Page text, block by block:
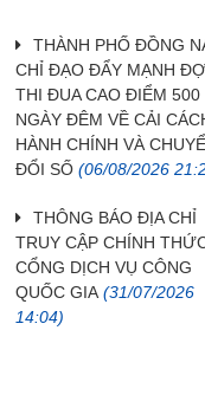
THÀNH PHỐ ĐỒNG
CHỈ ĐẠO ĐẨY MẠNH
THI ĐUA CAO ĐIỂM 500
NGÀY ĐÊM VỀ CẢI
HÀNH CHÍNH VÀ
ĐỔI SỐ (06/08/2026
THÔNG BÁO ĐỊA CHỈ
TRUY CẬP CHÍNH
CỔNG DỊCH VỤ CÔNG
QUỐC GIA (31/07/2026
14:04)